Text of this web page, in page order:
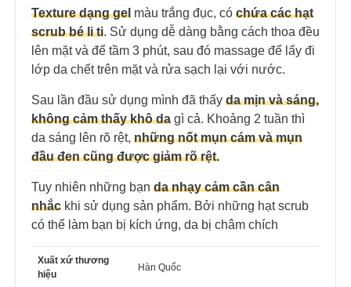
Texture dạng gel màu trắng đục, có chứa các hạt
scrub bé li ti. Sử dụng dễ dàng bằng cách thoa đều
lên mặt và để tầm 3 phút, sau đó massage để lấy đi
lớp da chết trên mặt và rửa sạch lại với nước.
Sau lần đầu sử dụng mình đã thấy da mịn và sáng,
không cảm thấy khô da gì cả. Khoảng 2 tuần thì
da sáng lên rõ rệt, những nốt mụn cám và mụn
đầu đen cũng được giảm rõ rệt.
Tuy nhiên những bạn da nhạy cảm cần cân
nhắc khi sử dụng sản phẩm. Bởi những hạt scrub
có thể làm bạn bị kích ứng, da bị châm chích
Xuất xứ thương
hiệu
Hàn Quốc